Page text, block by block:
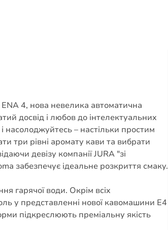
4, нова невелика автоматична
досвід і любов до інтелектуальних
насолоджуйтесь – настільки простим
три рівні аромату кави та вибрати
девізу компанії JURA "зі
забезпечує ідеальне розкриття смаку.
гарячої води. Окрім всіх
у представленні нової кавомашини E4
підкреслюють преміальну якість